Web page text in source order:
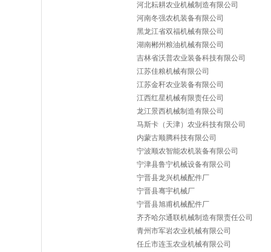
河北耘耕农业机械制造有限公司
河南冬强农机装备有限公司
黑龙江省双福机械有限公司
湖南郴州粮油机械有限公司
吉林省沃普农业装备科技有限公司
江苏佳粮机械有限公司
江苏金秆农业装备有限公司
江西红星机械有限责任公司
龙江景西机械制造有限公司
马斯卡（天津）农业科技有限公司
内蒙古顺腾科技有限公司
宁波顺农智能农机装备有限公司
宁津县鲁宁机械设备有限公司
宁晋县龙兴机械配件厂
宁晋县骞宇机械厂
宁晋县旭甫机械配件厂
齐齐哈尔通联机械制造有限责任公司
青州市军岩农业机械有限公司
任丘市连玉农业机械有限公司